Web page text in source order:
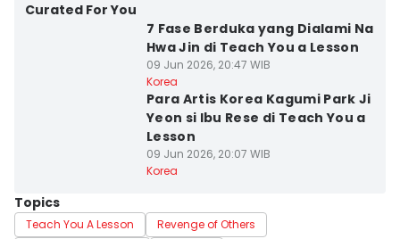
Curated For You
7 Fase Berduka yang Dialami Na
Hwa Jin di Teach You a Lesson
09 Jun 2026, 20:47 WIB
Korea
Para Artis Korea Kagumi Park Ji
Yeon si Ibu Rese di Teach You a
Lesson
09 Jun 2026, 20:07 WIB
Korea
Topics
Teach You A Lesson
Revenge of Others